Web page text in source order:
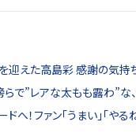
迎えた高島彩 感謝の気持
で”レアな太もも露わ”な
！ファン「うまい」「やる